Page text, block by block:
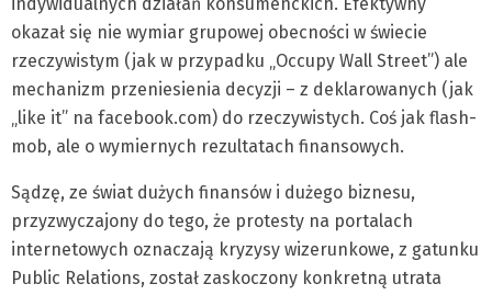
okazał się nie wymiar grupowej obecności w świecie
rzeczywistym (jak w przypadku „Occupy Wall Street”) ale
mechanizm przeniesienia decyzji – z deklarowanych (jak
„like it” na facebook.com) do rzeczywistych. Coś jak flash-
mob, ale o wymiernych rezultatach finansowych.
Sądzę, ze świat dużych finansów i dużego biznesu,
przyzwyczajony do tego, że protesty na portalach
internetowych oznaczają kryzysy wizerunkowe, z gatunku
Public Relations, został zaskoczony konkretną utrata